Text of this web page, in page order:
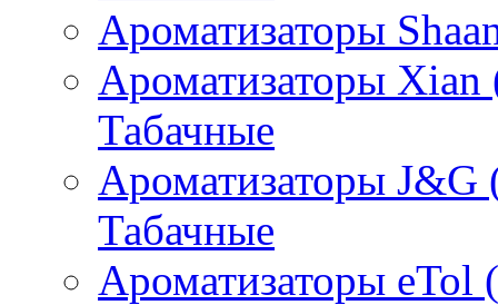
Ароматизаторы
Ароматизаторы
Табачные
Ароматизаторы
Табачные
Ароматизаторы eTol